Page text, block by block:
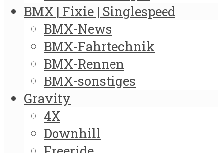
BMX | Fixie | Singlespeed
BMX-News
BMX-Fahrtechnik
BMX-Rennen
BMX-sonstiges
Gravity
4X
Downhill